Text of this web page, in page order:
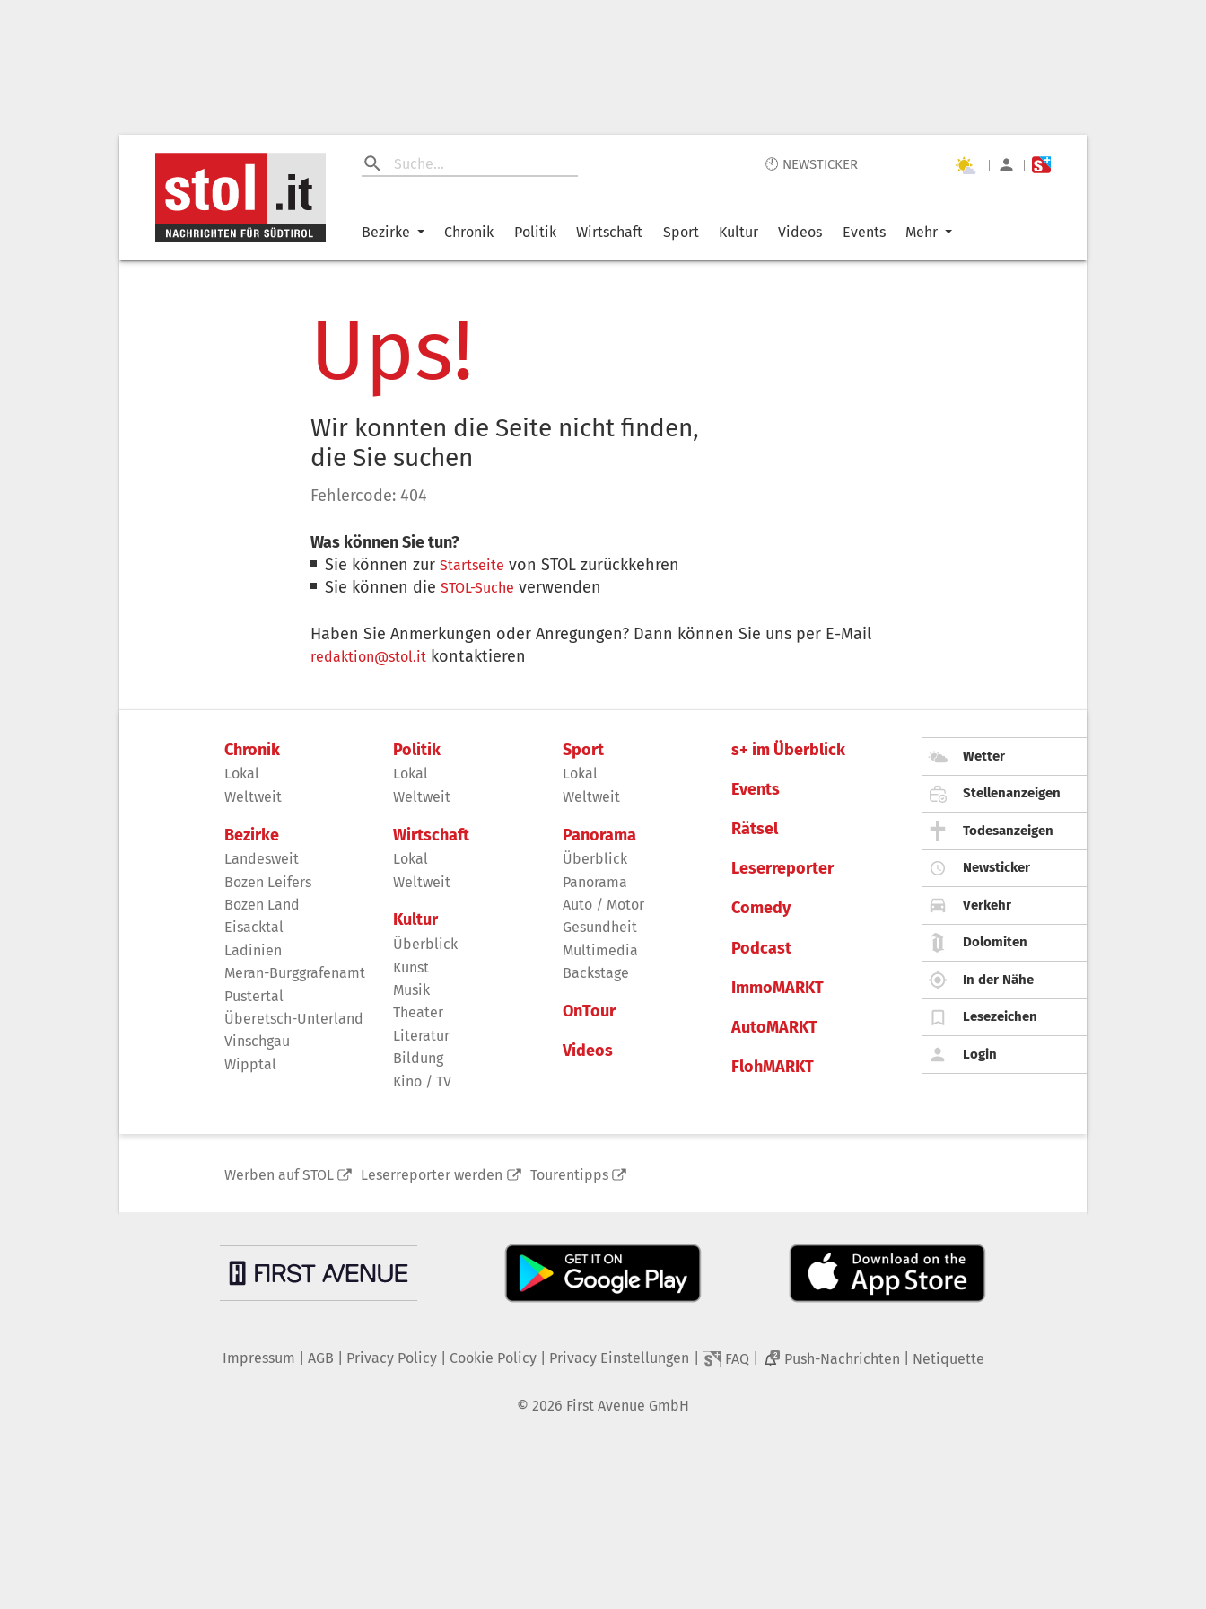
🕙 NEWSTICKER | |
Bezirke Chronik Politik Wirtschaft Sport Kultur Videos Events Mehr
Ups!
Wir konnten die Seite nicht finden,
die Sie suchen
Fehlercode: 404
Was können Sie tun?
Sie können zurStartseite von STOL zurückkehren
Sie können dieSTOL-Suche verwenden
Haben Sie Anmerkungen oder Anregungen? Dann können Sie uns per E-Mail
redaktion@stol.it kontaktieren
Chronik
Lokal
Weltweit
Bezirke
Landesweit
Bozen Leifers
Bozen Land
Eisacktal
Ladinien
Meran-Burggrafenamt
Pustertal
Überetsch-Unterland
Vinschgau
Wipptal
Politik
Lokal
Weltweit
Wirtschaft
Lokal
Weltweit
Kultur
Überblick
Kunst
Musik
Theater
Literatur
Bildung
Kino / TV
Sport
Lokal
Weltweit
Panorama
Überblick
Panorama
Auto / Motor
Gesundheit
Multimedia
Backstage
OnTour
Videos
s+ im Überblick
Events
Rätsel
Leserreporter
Comedy
Podcast
ImmoMARKT
AutoMARKT
FlohMARKT
Wetter
Stellenanzeigen
Todesanzeigen
Newsticker
Verkehr
Dolomiten
In der Nähe
Lesezeichen
Login
Werben auf STOL Leserreporter werden Tourentipps
Impressum AGB Privacy Policy| Cookie Policy| Privacy Einstellungen FAQ 2 Push-Nachrichten Netiquette
© 2026 First Avenue GmbH